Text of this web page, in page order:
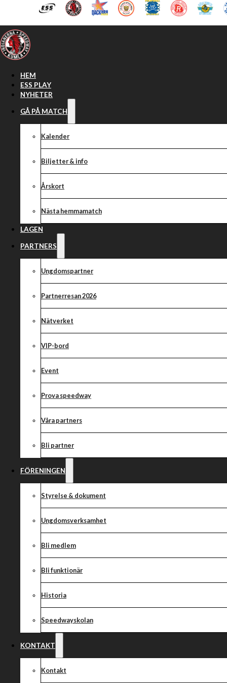
Hoppa till huvudinnehåll Hoppa till sidfot
HEM
ESS PLAY
NYHETER
GÅ PÅ MATCH
Kalender
Biljetter & info
Årskort
Nästa hemmamatch
LAGEN
PARTNERS
Ungdomspartner
Partnerresan 2026
Nätverket
VIP-bord
Event
Prova speedway
Våra partners
Bli partner
FÖRENINGEN
Styrelse & dokument
Ungdomsverksamhet
Bli medlem
Bli funktionär
Historia
Speedwayskolan
KONTAKT
Kontakt
Hemmaseger